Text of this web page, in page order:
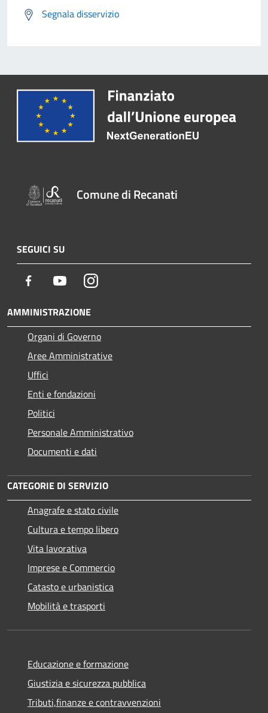
Segnala disservizio
Comune di Recanati
SEGUICI SU
Facebook YoutubeInstagram
AMMINISTRAZIONE
Organi di Governo
Aree Amministrative
Uffici
Enti e fondazioni
Politici
Personale Amministrativo
Documenti e dati
CATEGORIE DI SERVIZIO
Anagrafe e stato civile
Cultura e tempo libero
Vita lavorativa
Imprese e Commercio
Catasto e urbanistica
Mobilità e trasporti
Educazione e formazione
Giustizia e sicurezza pubblica
Tributi,finanze e contravvenzioni